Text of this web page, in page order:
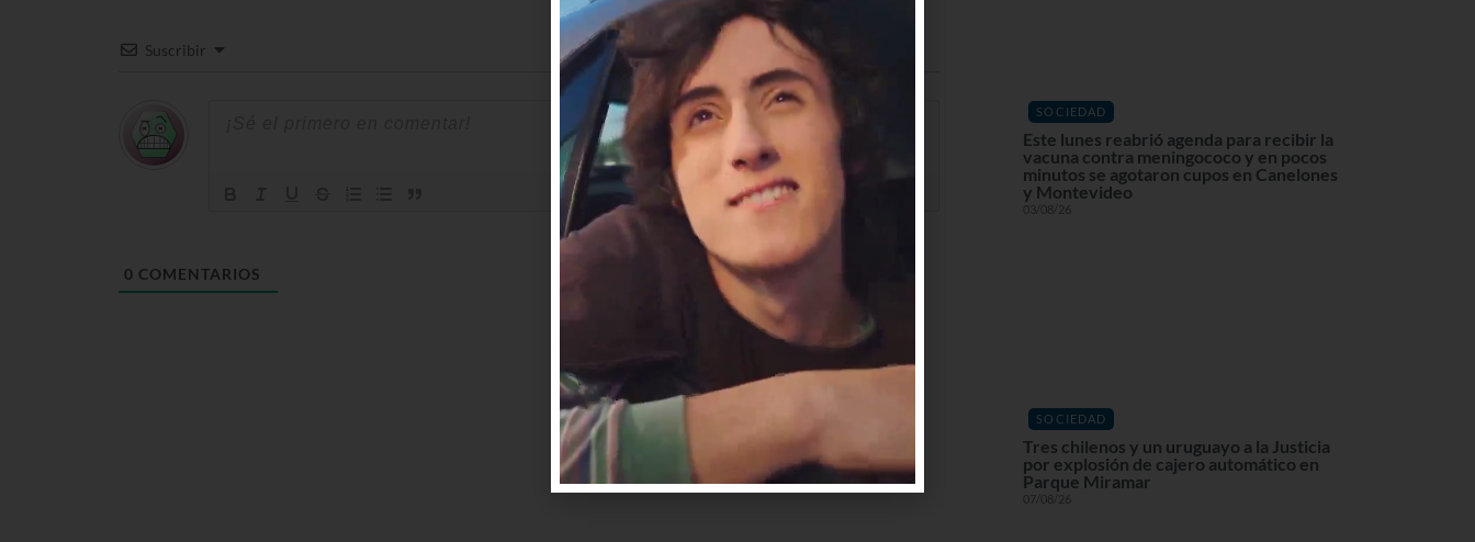
Suscribir
0 COMENTARIOS
SOCIEDAD
Este lunes reabrió agenda para recibir la
vacuna contra meningococo y en pocos
minutos se agotaron cupos en Canelones
y Montevideo
03/08/26
SOCIEDAD
Tres chilenos y un uruguayo a la Justicia
por explosión de cajero automático en
Parque Miramar
07/08/26